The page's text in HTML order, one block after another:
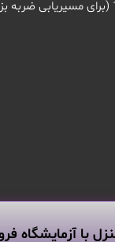
با آزمایشگاه